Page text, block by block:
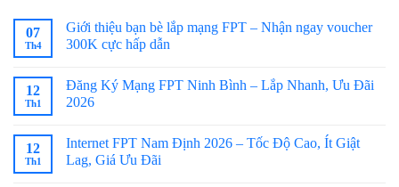
07
Th4
Giới thiệu bạn bè lắp mạng FPT – Nhận ngay voucher
300K cực hấp dẫn
12
Th1
Đăng Ký Mạng FPT Ninh Bình – Lắp Nhanh, Ưu Đãi
2026
12
Th1
Internet FPT Nam Định 2026 – Tốc Độ Cao, Ít Giật
Lag, Giá Ưu Đãi